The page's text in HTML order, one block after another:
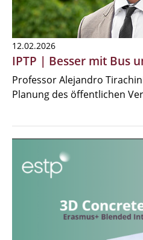
12.02.2026
IPTP | Besser mit Bus
Professor Alejandro
Planung des öffentlichen